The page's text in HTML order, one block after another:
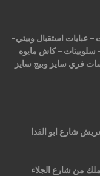
عبايات استقبال وبيتي-
– كاش مايوه
فري سايز وبيج سايز
شارع ابو الفدا
من شارع الجلاء